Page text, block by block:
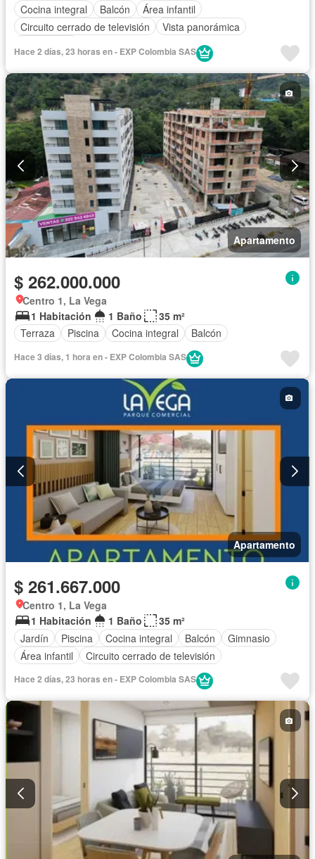
Cocina integral
Balcón
Área infantil
Circuito cerrado de televisión
Vista panorámica
Hace 2 días, 23 horas en - EXP Colombia SAS
Apartamento
$ 262.000.000
Centro 1, La Vega
1 Habitación
1 Baño
35 m²
Terraza
Piscina Cocina integral Balcón
Hace 3 días, 1 hora en - EXP Colombia SAS
Apartamento
$ 261.667.000
Centro 1, La Vega
1 Habitación
1 Baño
35 m²
Jardín
Piscina Cocina integral Balcón
Gimnasio
Área infantil
Circuito cerrado de televisión
Hace 2 días, 23 horas en - EXP Colombia SAS